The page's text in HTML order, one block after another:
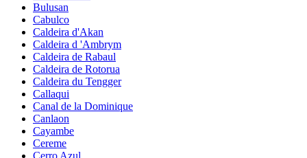
Bulusan
Cabulco
Caldeira d'Akan
Caldeira d 'Ambrym
Caldeira de Rabaul
Caldeira de Rotorua
Caldeira du Tengger
Callaqui
Canal de la Dominique
Canlaon
Cayambe
Cereme